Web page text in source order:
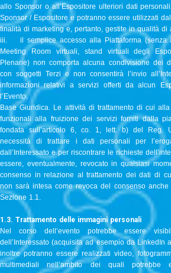
allo Sponsor o all’Espositore ulteriori dati
Sponsor / Espositore e potranno essere utilizzati
finalità di marketing e, pertanto, gestite in qualità di
iii. il semplice accesso alla Piattaforma (senza
Meeting Room virtuali, stand virtuali degli
Plenarie) non comporta alcuna condivisione dei
con soggetti Terzi e non consentirà l’invio
informazioni relativi a servizi offerti da alcun
l’Evento.
Base Giuridica. Le attività di trattamento di cui
funzionali alla fruizione dei servizi forniti dalla
fondata sull’articolo 6, co. 1, lett. b) del Reg.
necessità di trattare i dati personali per
dall’Interessato e per riscontrare le richieste
essere, eventualmente, revocato in qualsiasi
consenso in relazione al trattamento dei dati di
non sarà intesa come revoca del consenso
Sezione 1.1.
1.3. Trattamento delle immagini personali
Nel corso dell’evento potrebbe essere
dell’Interessato (acquisita ad esempio da LinkedIn
inoltre potranno essere realizzati video,
multimediali nell’ambito dei quali potrebbe